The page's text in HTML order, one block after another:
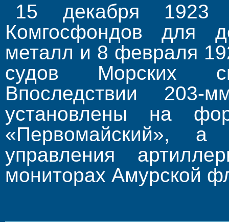
15 декабря
Комгосфондов для
металл и 8 февраля
судов Морских
Впоследствии
установлены на
«Первомайский», а
управления
мониторах Амурской